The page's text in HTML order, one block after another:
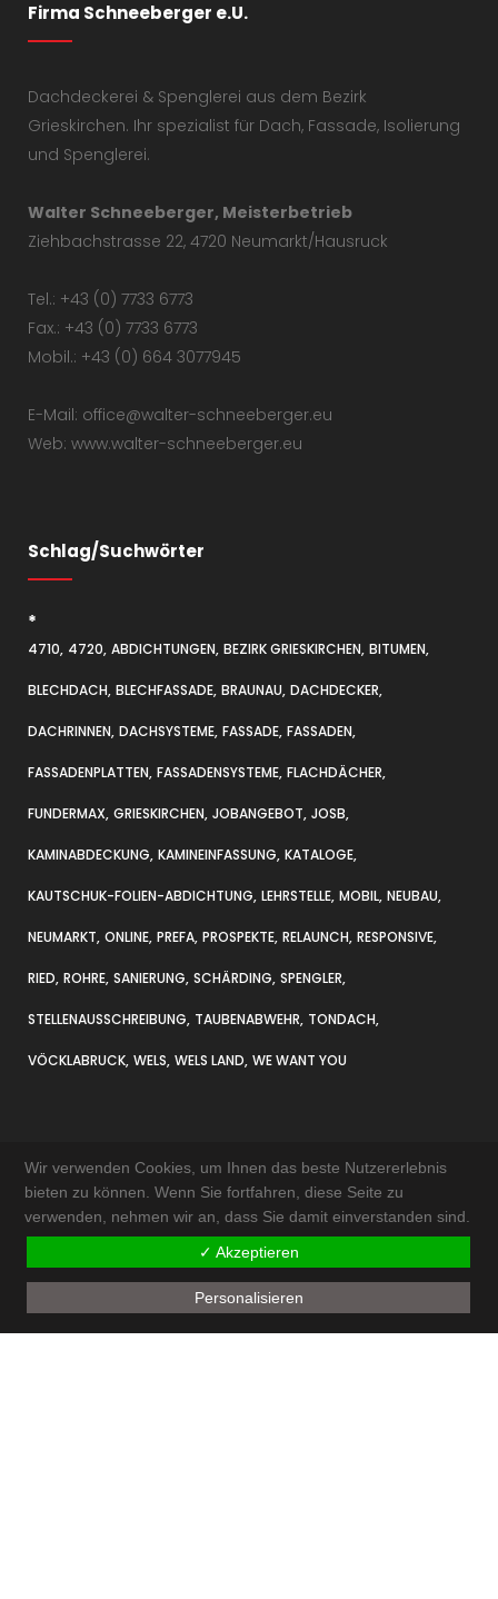
Firma Schneeberger e.U.
Dachdeckerei & Spenglerei aus dem Bezirk
Grieskirchen. Ihr spezialist für Dach, Fassade, Isolierung
und Spenglerei.
Walter Schneeberger, Meisterbetrieb
Ziehbachstrasse 22, 4720 Neumarkt/Hausruck
Tel.: +43 (0) 7733 6773
Fax.: +43 (0) 7733 6773
Mobil.: +43 (0) 664 3077945
E-Mail: office@walter-schneeberger.eu
Web: www.walter-schneeberger.eu
Schlag/Suchwörter
*
4710 4720 ABDICHTUNGEN BEZIRK GRIESKIRCHEN BITUMEN
BLECHDACH BLECHFASSADE BRAUNAU DACHDECKER
DACHRINNEN DACHSYSTEME FASSADE FASSADEN
FASSADENPLATTEN FASSADENSYSTEME FLACHDÄCHER
FUNDERMAX GRIESKIRCHEN JOBANGEBOT JOSB
KAMINABDECKUNG KAMINEINFASSUNG KATALOGE
KAUTSCHUK-FOLIEN-ABDICHTUNG LEHRSTELLE MOBIL NEUBAU
NEUMARKT ONLINE PREFA PROSPEKTE RELAUNCH RESPONSIVE
RIED ROHRE SANIERUNG SCHÄRDING SPENGLER
STELLENAUSSCHREIBUNG TAUBENABWEHR TONDACH
VÖCKLABRUCK WELS WELS LAND WE WANT YOU
KONTAKT & ANFAHRT
IMPRESSUM
AKTUELLES
Wir verwenden Cookies, um Ihnen das beste Nutzererlebnis
bieten zu können. Wenn Sie fortfahren, diese Seite zu
verwenden, nehmen wir an, dass Sie damit einverstanden sind.
✓ Akzeptieren
Personalisieren